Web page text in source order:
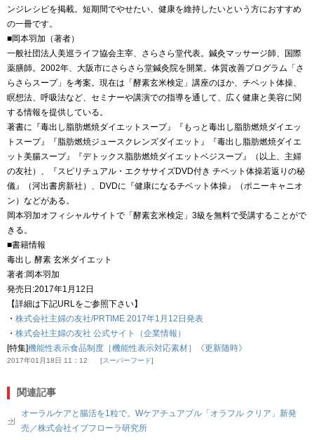
ンジレシピを掲載。短期間でやせたい、健康を維持したいという方におすすめ
の一冊です。
■岡本羽加（著者）
一般社団法人美巡ライフ協会主宰、さらさら堂代表。鍼灸マッサージ師、国際
薬膳師。2002年、大阪市にさらさら堂鍼灸院を開業。体質改善プログラム「さ
らさらスープ」を考案。現在は「酵素玄米検定」講座のほか、チベット体操、
瞑想法、呼吸法など、セミナーや講演での指導を通して、広く健康と美容に関
する情報を提供している。
著書に『毒出し脂肪燃焼ダイエットスープ』『もっと毒出し脂肪燃焼ダイエッ
トスープ』『脂肪燃焼ジュースクレンズダイエット』『毒出し脂肪燃焼ダイエ
ット美腸スープ』『デトックス脂肪燃焼ダイエットベジスープ』（以上、主婦
の友社）、『スピリチュアル・エクササイズDVD付き チベット体操若返りの秘
儀』（河出書房新社）、DVDに『健康になるチベット体操』（ポニーキャニオ
ン）などがある。
岡本羽加オフィシャルサイトで「酵素玄米検定」3級を無料で受講することがで
きる。
■書籍情報
毒出し 酵素 玄米ダイエット
著者:岡本羽加
発売日:2017年1月12日
【詳細は下記URLをご参照下さい】
・ 株式会社主婦の友社/PRTIME 2017年1月12日発表
・ 株式会社主婦の友社 公式サイト（企業情報）
[特集]機能性表示食品制度［機能性表示対応素材］《更新随時》
2017年01月18日 11：12 スーパーフード
関連記事
オーラルケアと腸活を1粒で。Wケアチュアブル「オラフル クリア」新発
売／株式会社イブフローラ研究所